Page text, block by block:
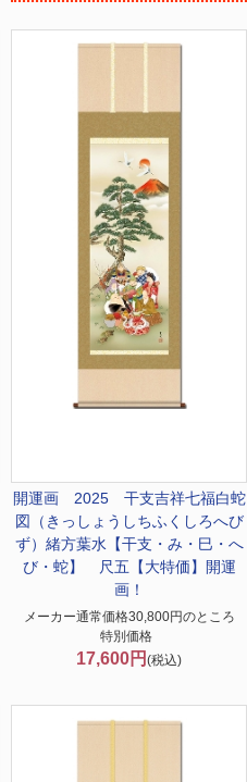
開運画 2025 干支吉祥七福白蛇
図（きっしょうしちふくしろへび
ず）緒方葉水【干支・み・巳・へ
び・蛇】 尺五【大特価】開運
画！
メーカー通常価格30,800円のところ
特別価格
17,600円 (税込)